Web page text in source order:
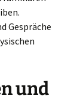
Gespräche
und